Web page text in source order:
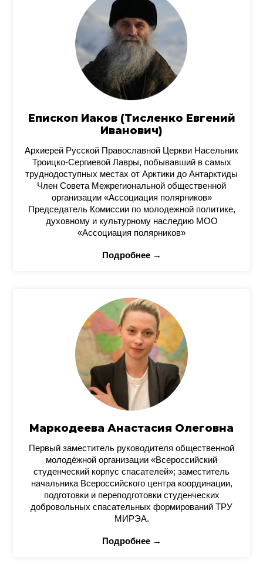
Епископ Иаков (Тисленко Евгений
Иванович)
Архиерей Русской Православной Церкви Насельник
Троицко-Сергиевой Лавры, побывавший в самых
труднодоступных местах от Арктики до Антарктиды
Член Совета Межрегиональной общественной
организации «Ассоциация полярников»
Председатель Комиссии по молодежной политике,
духовному и культурному наследию МОО
«Ассоциация полярников»
Подробнее →
Маркодеева Анастасия Олеговна
Первый заместитель руководителя общественной
молодёжной организации «Всероссийский
студенческий корпус спасателей»; заместитель
начальника Всероссийского центра координации,
подготовки и переподготовки студенческих
добровольных спасательных формирований ТРУ
МИРЭА.
Подробнее →